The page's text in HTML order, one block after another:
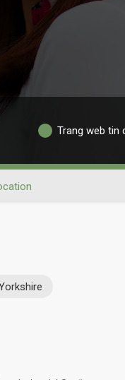
Trang web tin